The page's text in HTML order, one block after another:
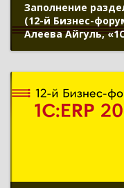
Заполнение
(12-й Бизнес-
Алеева Айгуль,